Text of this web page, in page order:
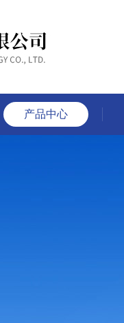
产品中心